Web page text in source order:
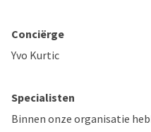
Conciërge
Yvo Kurtic
Specialisten
Binnen onze organisatie